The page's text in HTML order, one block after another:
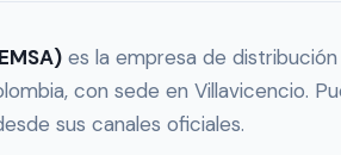
es la empresa de
con sede en Villavicencio.
sus canales oficiales.